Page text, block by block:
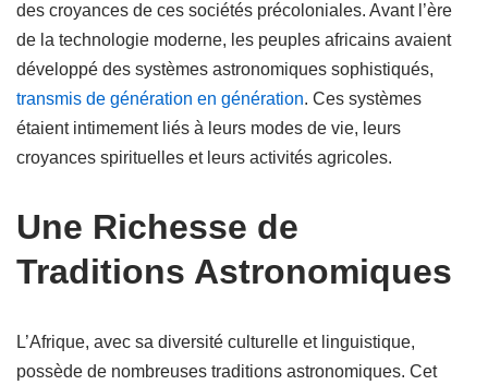
des croyances de ces sociétés précoloniales. Avant l’ère
de la technologie moderne, les peuples africains avaient
développé des systèmes astronomiques sophistiqués,
transmis de génération en génération. Ces systèmes
étaient intimement liés à leurs modes de vie, leurs
croyances spirituelles et leurs activités agricoles.
Une Richesse de
Traditions Astronomiques
L’Afrique, avec sa diversité culturelle et linguistique,
possède de nombreuses traditions astronomiques. Cet